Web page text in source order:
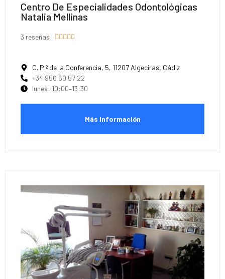
Centro De Especialidades Odontológicas
Natalia Mellinas
3 reseñas     
C. P.º de la Conferencia, 5, 11207 Algeciras, Cádiz
+34 956 60 57 22
lunes: 10:00–13:30
Más Información